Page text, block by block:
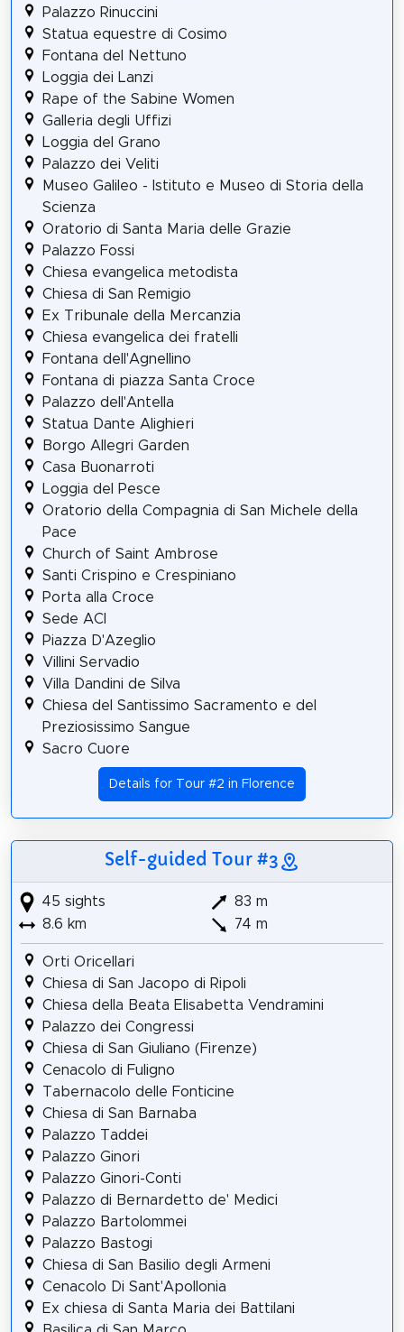
Palazzo Rinuccini
Statua equestre di Cosimo
Fontana del Nettuno
Loggia dei Lanzi
Rape of the Sabine Women
Galleria degli Uffizi
Loggia del Grano
Palazzo dei Veliti
Museo Galileo - Istituto e Museo di Storia della
Scienza
Oratorio di Santa Maria delle Grazie
Palazzo Fossi
Chiesa evangelica metodista
Chiesa di San Remigio
Ex Tribunale della Mercanzia
Chiesa evangelica dei fratelli
Fontana dell'Agnellino
Fontana di piazza Santa Croce
Palazzo dell'Antella
Statua Dante Alighieri
Borgo Allegri Garden
Casa Buonarroti
Loggia del Pesce
Oratorio della Compagnia di San Michele della
Pace
Church of Saint Ambrose
Santi Crispino e Crespiniano
Porta alla Croce
Sede ACI
Piazza D'Azeglio
Villini Servadio
Villa Dandini de Silva
Chiesa del Santissimo Sacramento e del
Preziosissimo Sangue
Sacro Cuore
Details for Tour #2 in Florence
Self-guided Tour #3
45 sights
8.6 km
83 m
74 m
Orti Oricellari
Chiesa di San Jacopo di Ripoli
Chiesa della Beata Elisabetta Vendramini
Palazzo dei Congressi
Chiesa di San Giuliano (Firenze)
Cenacolo di Fuligno
Tabernacolo delle Fonticine
Chiesa di San Barnaba
Palazzo Taddei
Palazzo Ginori
Palazzo Ginori-Conti
Palazzo di Bernardetto de' Medici
Palazzo Bartolommei
Palazzo Bastogi
Chiesa di San Basilio degli Armeni
Cenacolo Di Sant'Apollonia
Ex chiesa di Santa Maria dei Battilani